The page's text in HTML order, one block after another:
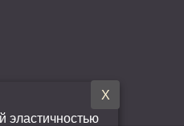
X
эластичностью